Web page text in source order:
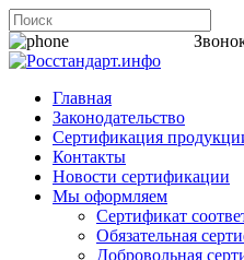
Главная
Законодательство
Сертификация
Контакты
Новости сертификации
Мы оформляем
Сертификат
Обязательная
Добровольная